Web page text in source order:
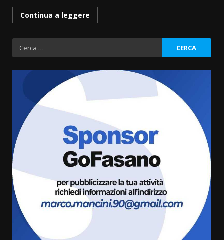
Continua a leggere
Ricerca
per:
Fasanese ferito a colpi di arma
da fuoco
6 Agosto 2026 18:13
Carta d’identità: continua il piano
di aperture straordinarie del
Comune di Fasano